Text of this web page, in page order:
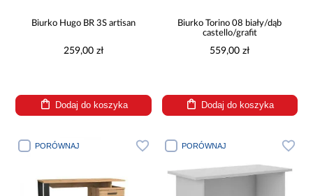
Biurko Hugo BR 3S artisan
259,00 zł
Dodaj do koszyka
Biurko Torino 08 biały/dąb
castello/grafit
559,00 zł
Dodaj do koszyka
PORÓWNAJ PORÓWNAJ